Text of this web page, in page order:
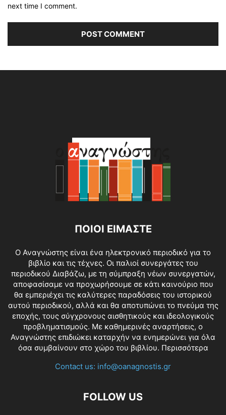
next time I comment.
ΠΟΙΟΙ ΕΙΜΑΣΤΕ
O Αναγνώστης είναι ένα ηλεκτρονικό περιοδικό για το
βιβλίο και τις τέχνες. Οι παλιοί συνεργάτες του
περιοδικού Διαβάζω, με τη σύμπραξη νέων συνεργατών,
αποφασίσαμε να προχωρήσουμε σε κάτι καινούριο που
θα εμπεριέχει τις καλύτερες παραδόσεις του ιστορικού
αυτού περιοδικού, αλλά και θα αποτυπώνει το πνεύμα της
εποχής, τους σύγχρονους αισθητικούς και ιδεολογικούς
προβληματισμούς. Με καθημερινές αναρτήσεις, ο
Αναγνώστης επιδιώκει καταρχήν να ενημερώνει για όλα
όσα συμβαίνουν στο χώρο του βιβλίου. Περισσότερα
Contact us: info@oanagnostis.gr
FOLLOW US